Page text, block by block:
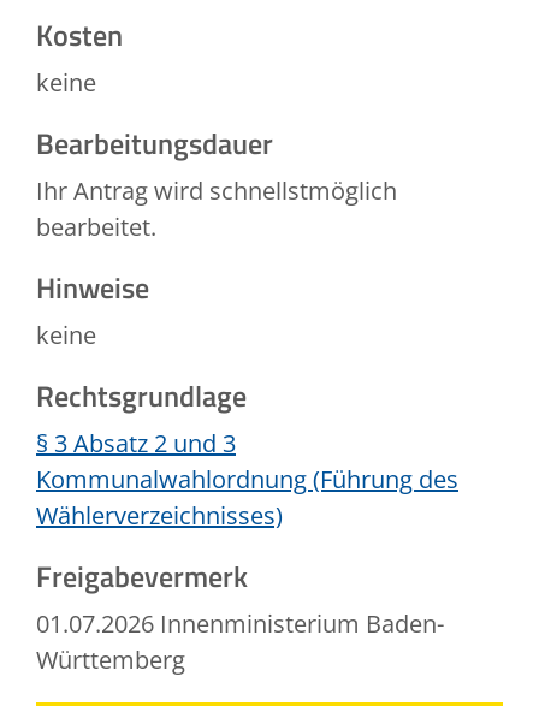
Kosten
keine
Bearbeitungsdauer
Ihr Antrag wird schnellstmöglich
bearbeitet.
Hinweise
keine
Rechtsgrundlage
§ 3 Absatz 2 und 3
Kommunalwahlordnung (Führung des
Wählerverzeichnisses)
Freigabevermerk
01.07.2026 Innenministerium Baden-
Württemberg